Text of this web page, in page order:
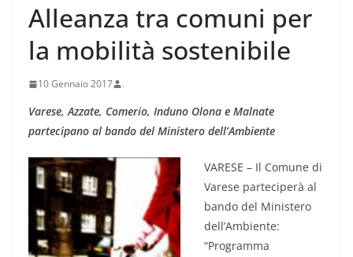
Alleanza tra comuni per
la mobilità sostenibile
10 Gennaio 2017 .
Varese, Azzate, Comerio, Induno Olona e Malnate
partecipano al bando del Ministero dell’Ambiente
VARESE – Il Comune di
Varese parteciperà al
bando del Ministero
dell’Ambiente:
“Programma